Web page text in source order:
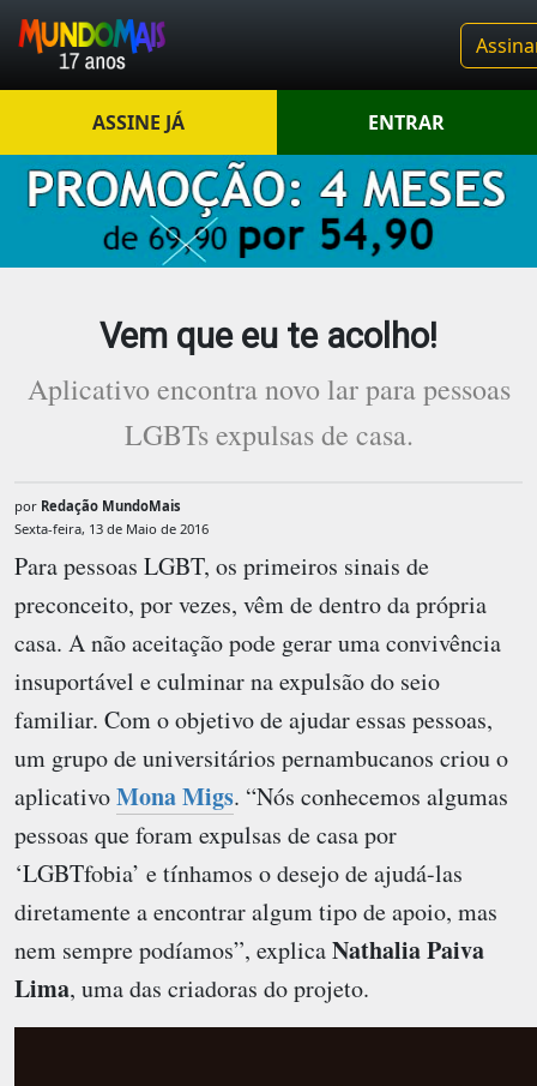
ASSINE JÁ ENTRAR
Vem que eu te acolho!
Aplicativo encontra novo lar para pessoas
LGBTs expulsas de casa.
por Redação MundoMais
Sexta-feira, 13 de Maio de 2016
Para pessoas LGBT, os primeiros sinais de
preconceito, por vezes, vêm de dentro da própria
casa. A não aceitação pode gerar uma convivência
insuportável e culminar na expulsão do seio
familiar. Com o objetivo de ajudar essas pessoas,
um grupo de universitários pernambucanos criou o
aplicativoMona Migs. “Nós conhecemos algumas
pessoas que foram expulsas de casa por
‘LGBTfobia’ e tínhamos o desejo de ajudá-las
diretamente a encontrar algum tipo de apoio, mas
nem sempre podíamos”, explicaNathalia Paiva
Lima, uma das criadoras do projeto.